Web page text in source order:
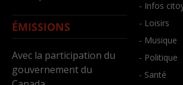
ÉMISSIONS
Avec la participation du
gouvernement du
- Infos
- Loisirs
- Musique
- Politique
- Santé